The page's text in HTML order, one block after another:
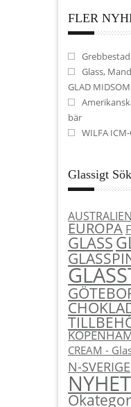
FLER
Grebbestad
Glass,
GLAD
bär
WILFA
Glassigt
AUSTRALIEN
EUROPA
GLASS
CREAM -
N-SVERIGE